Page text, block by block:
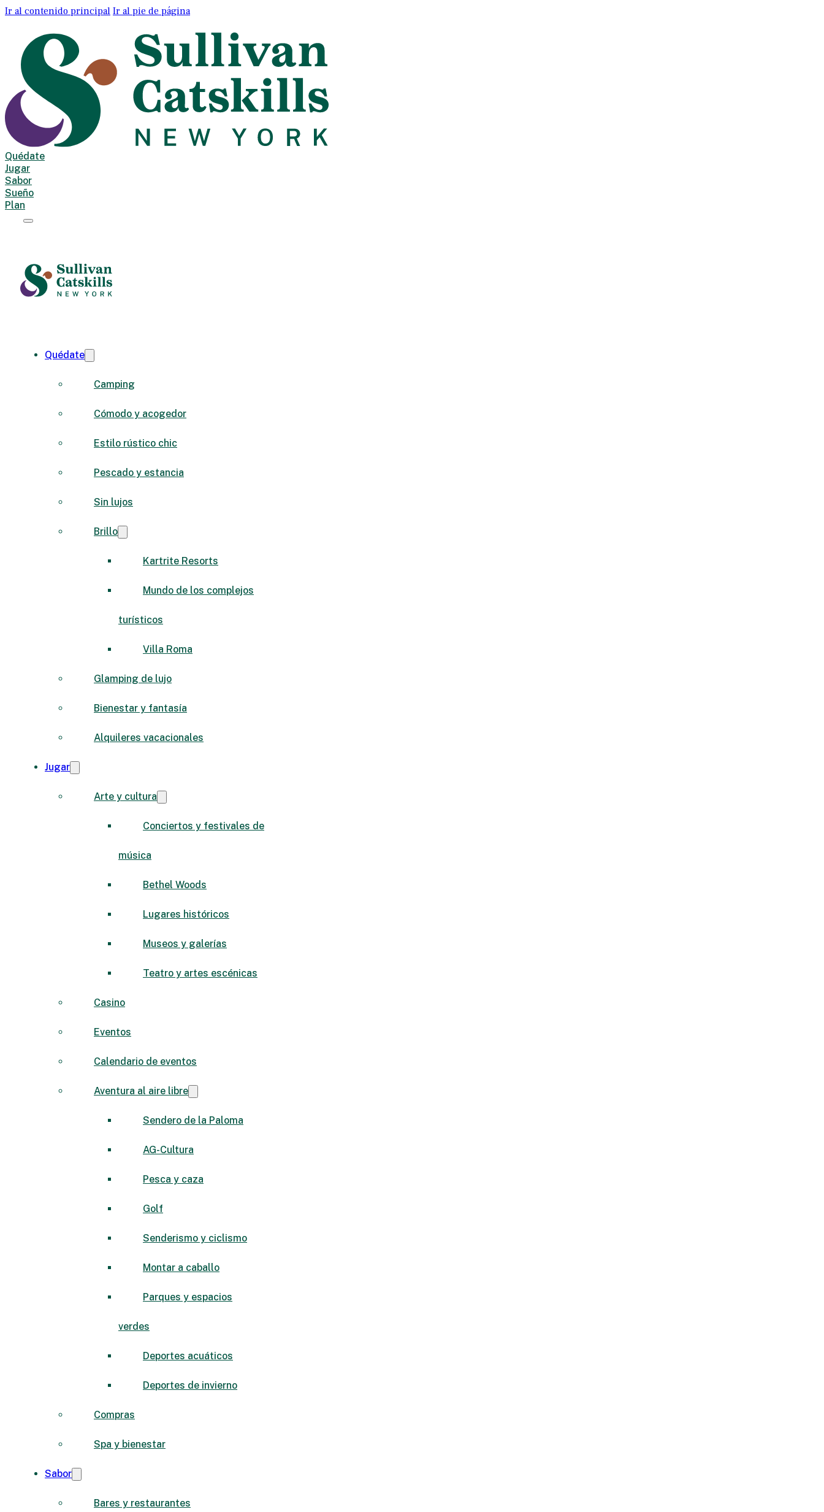
Ir al contenido principal Ir al pie de página
Quédate
Jugar
Sabor
Sueño
Plan
Quédate
Camping
Cómodo y acogedor
Estilo rústico chic
Pescado y estancia
Sin lujos
Brillo
Kartrite Resorts
Mundo de los complejos
turísticos
Villa Roma
Glamping de lujo
Bienestar y fantasía
Alquileres vacacionales
Jugar
Arte y cultura
Conciertos y festivales de
música
Bethel Woods
Lugares históricos
Museos y galerías
Teatro y artes escénicas
Casino
Eventos
Calendario de eventos
Aventura al aire libre
Sendero de la Paloma
AG-Cultura
Pesca y caza
Golf
Senderismo y ciclismo
Montar a caballo
Parques y espacios
verdes
Deportes acuáticos
Deportes de invierno
Compras
Spa y bienestar
Sabor
Bares y restaurantes